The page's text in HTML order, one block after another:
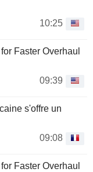
10:25
Faster Overhaul
09:39
s'offre un
09:08
Faster Overhaul